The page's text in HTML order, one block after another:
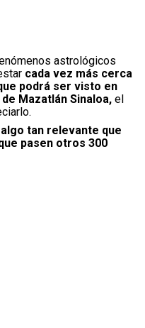
astrológicos
cada vez más cerca
podrá ser visto en
Mazatlán Sinaloa, el
tan relevante que
pasen otros 300